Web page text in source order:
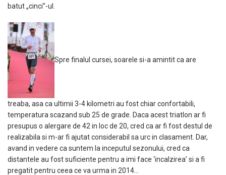
batut „cinci”-ul.
Spre finalul cursei, soarele si-a amintit ca are
treaba, asa ca ultimii 3-4 kilometri au fost chiar confortabili,
temperatura scazand sub 25 de grade. Daca acest triatlon ar fi
presupus o alergare de 42 in loc de 20, cred ca ar fi fost destul de
realizabila si m-ar fi ajutat considerabil sa urc in clasament. Dar,
avand in vedere ca suntem la inceputul sezonului, cred ca
distantele au fost suficiente pentru a imi face ‘incalzirea’ si a fi
pregatit pentru ceea ce va urma in 2014…